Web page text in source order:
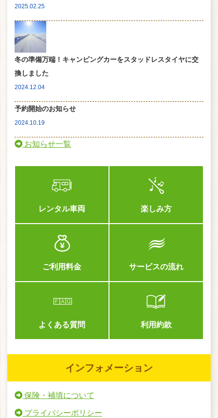
2025.02.25
冬の準備万端！キャンピングカーをスタッドレスタイヤに交
換しました
2024.12.04
予約開始のお知らせ
2024.10.19
お知らせ一覧
レンタル車両 楽しみ方
ご利用料金 サービスの流れ
よくある質問 利用約款
インフォメーション
保険・補填について
プライバシーポリシー